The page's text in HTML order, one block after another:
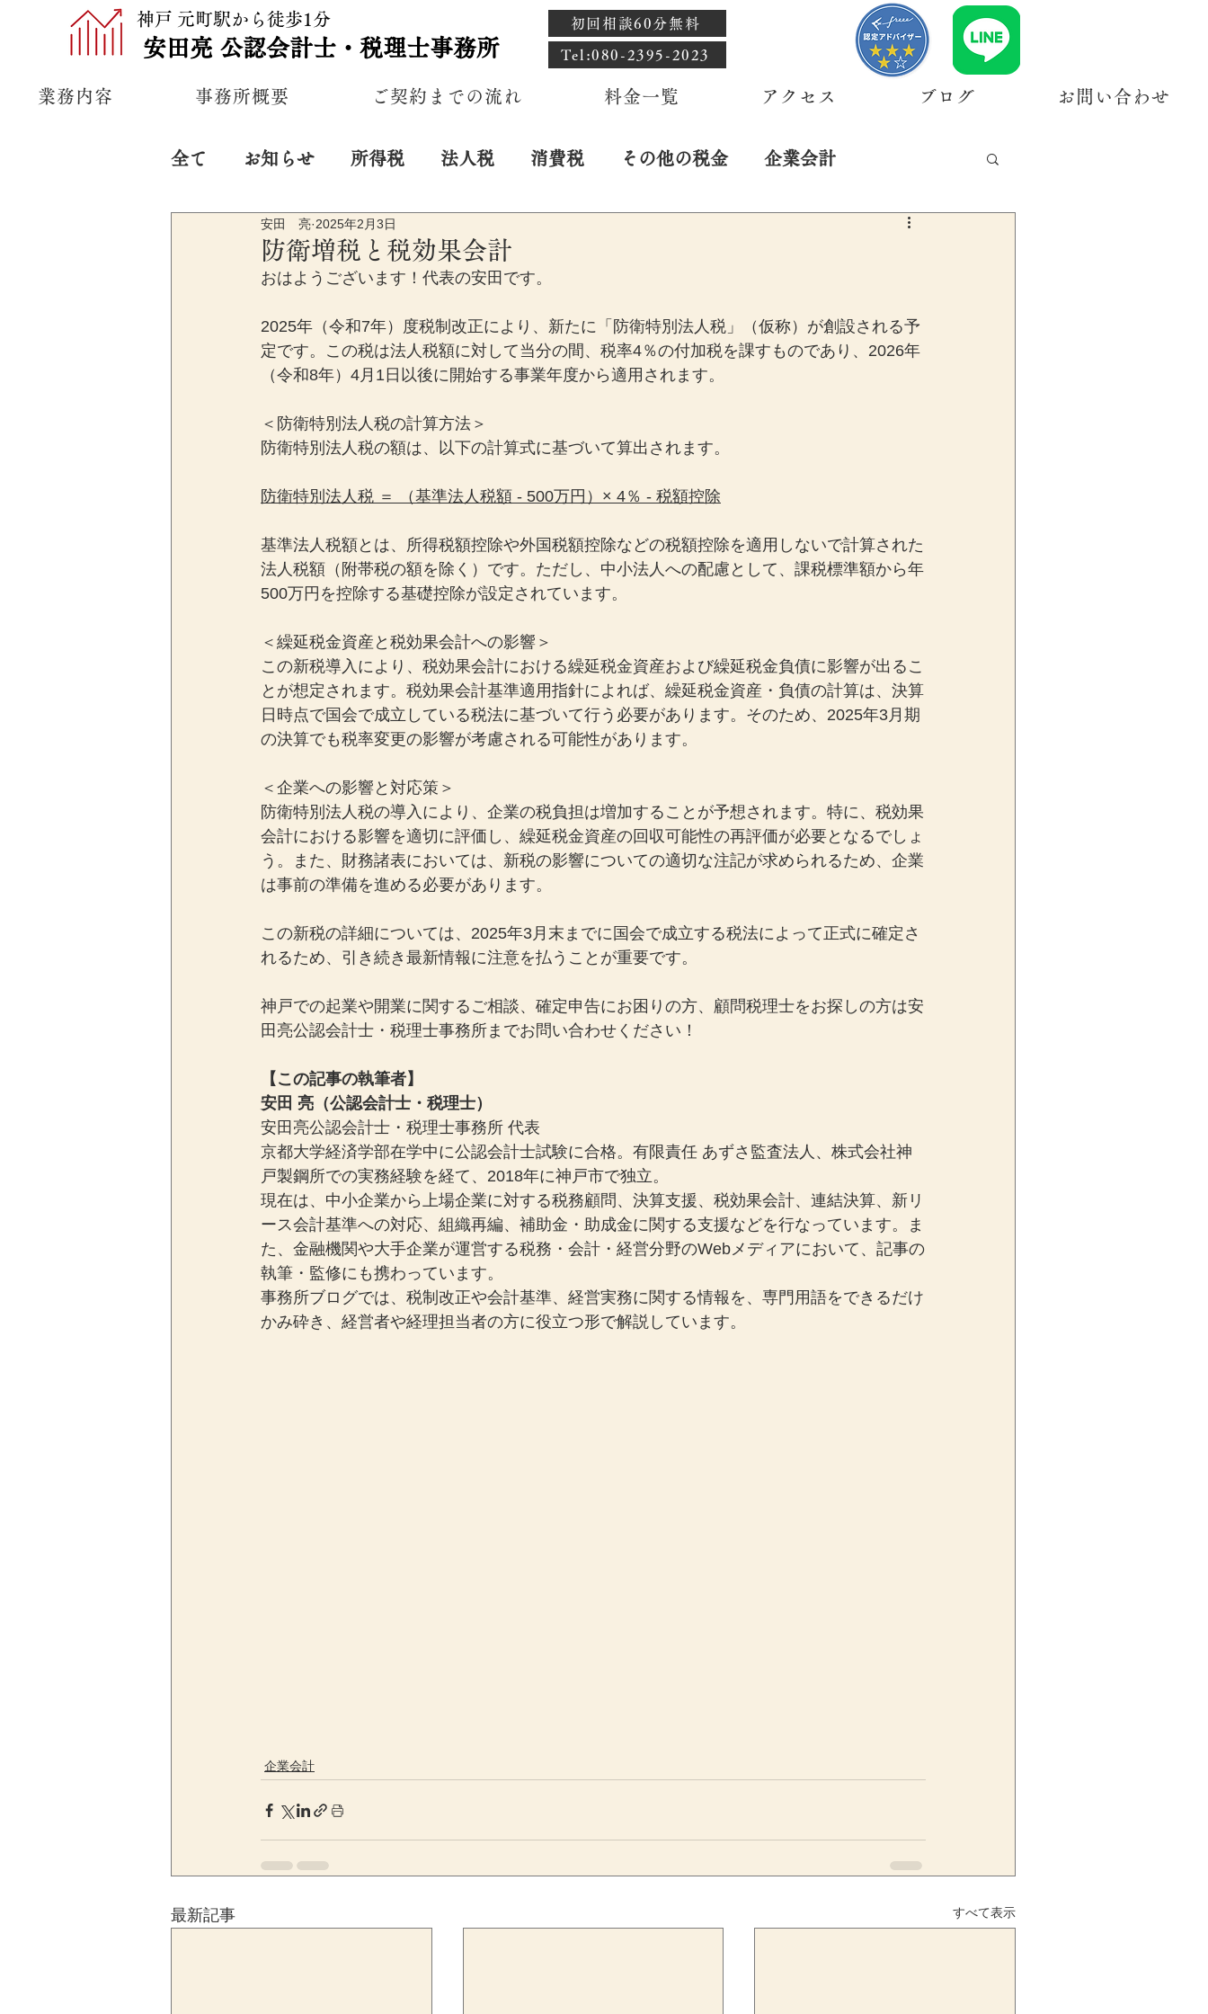
神戸 元町駅から徒歩1分
安田亮 公認会計士・税理士事務所
初回相談60分無料
​Tel:080-2395-2023
業務内容 事務所概要 ご契約までの流れ 料金一覧 アクセス ブログ お問い合わせ
全て お知らせ 所得税 法人税 消費税 その他の税金 企業会計
プライベート 経営
防衛増税と税効果会計
安田 亮 2025年2月3日
おはようございます！代表の安田です。
2025年（令和7年）度税制改正により、新たに「防衛特別法人税」（仮称）が創設される予
定です。この税は法人税額に対して当分の間、税率4％の付加税を課すものであり、2026年
（令和8年）4月1日以後に開始する事業年度から適用されます。
＜防衛特別法人税の計算方法＞
防衛特別法人税の額は、以下の計算式に基づいて算出されます。
防衛特別法人税 ＝ （基準法人税額 - 500万円）× 4％ - 税額控除
基準法人税額とは、所得税額控除や外国税額控除などの税額控除を適用しないで計算された
法人税額（附帯税の額を除く）です。ただし、中小法人への配慮として、課税標準額から年
500万円を控除する基礎控除が設定されています。
＜繰延税金資産と税効果会計への影響＞
この新税導入により、税効果会計における繰延税金資産および繰延税金負債に影響が出るこ
とが想定されます。税効果会計基準適用指針によれば、繰延税金資産・負債の計算は、決算
日時点で国会で成立している税法に基づいて行う必要があります。そのため、2025年3月期
の決算でも税率変更の影響が考慮される可能性があります。
＜企業への影響と対応策＞
防衛特別法人税の導入により、企業の税負担は増加することが予想されます。特に、税効果
会計における影響を適切に評価し、繰延税金資産の回収可能性の再評価が必要となるでしょ
う。また、財務諸表においては、新税の影響についての適切な注記が求められるため、企業
は事前の準備を進める必要があります。
この新税の詳細については、2025年3月末までに国会で成立する税法によって正式に確定さ
れるため、引き続き最新情報に注意を払うことが重要です。
神戸での起業や開業に関するご相談、確定申告にお困りの方、顧問税理士をお探しの方は安
田亮公認会計士・税理士事務所までお問い合わせください！
【この記事の執筆者】
安田 亮（公認会計士・税理士）
安田亮公認会計士・税理士事務所 代表
京都大学経済学部在学中に公認会計士試験に合格。有限責任 あずさ監査法人、株式会社神
戸製鋼所での実務経験を経て、2018年に神戸市で独立。
現在は、中小企業から上場企業に対する税務顧問、決算支援、税効果会計、連結決算、新リ
ース会計基準への対応、組織再編、補助金・助成金に関する支援などを行なっています。ま
た、金融機関や大手企業が運営する税務・会計・経営分野のWebメディアにおいて、記事の
執筆・監修にも携わっています。
事務所ブログでは、税制改正や会計基準、経営実務に関する情報を、専門用語をできるだけ
かみ砕き、経営者や経理担当者の方に役立つ形で解説しています。
企業会計
最新記事 すべて表示